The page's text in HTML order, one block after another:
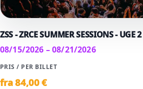
ZSS - ZRCE SUMMER SESSIONS - UGE 2
08/15/2026 – 08/21/2026
PRIS / PER BILLET
fra84,00 €